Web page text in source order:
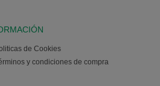
de Cookies
y condiciones de compra